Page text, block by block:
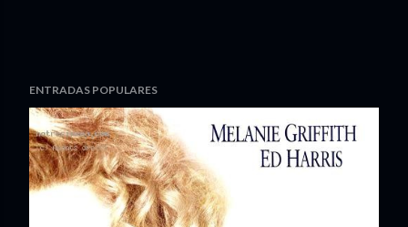
ENTRADAS POPULARES